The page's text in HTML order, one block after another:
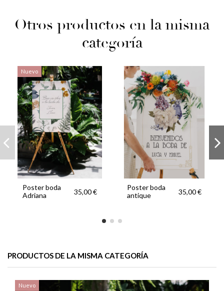
Otros productos en la misma
categoría
Nuevo
Poster boda
Adriana
35,00 €
Poster boda
antique
35,00 €
PRODUCTOS DE LA MISMA CATEGORÍA
Nuevo